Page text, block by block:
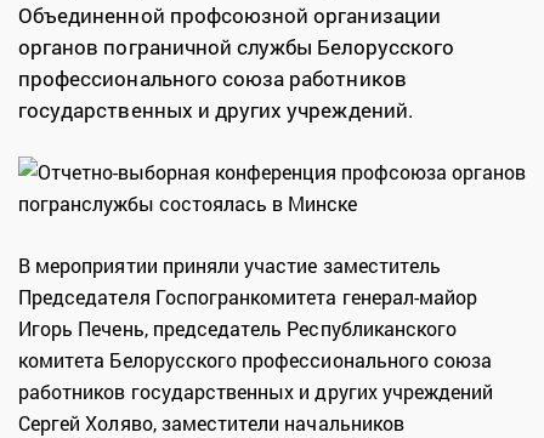
Объединенной профсоюзной организации
органов пограничной службы Белорусского
профессионального союза работников
государственных и других учреждений.
В мероприятии приняли участие заместитель
Председателя Госпогранкомитета генерал-майор
Игорь Печень, председатель Республиканского
комитета Белорусского профессионального союза
работников государственных и других учреждений
Сергей Холяво, заместители начальников